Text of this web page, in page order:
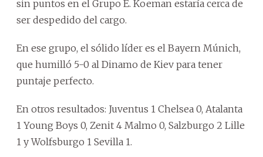
sin puntos en el Grupo E. Koeman estaría cerca de
ser despedido del cargo.
En ese grupo, el sólido líder es el Bayern Múnich,
que humilló 5-0 al Dinamo de Kiev para tener
puntaje perfecto.
En otros resultados: Juventus 1 Chelsea 0, Atalanta
1 Young Boys 0, Zenit 4 Malmo 0, Salzburgo 2 Lille
1 y Wolfsburgo 1 Sevilla 1.